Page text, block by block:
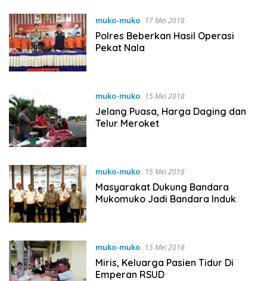
muko-muko 17 Mei 2018
Polres Beberkan Hasil Operasi
Pekat Nala
muko-muko 15 Mei 2018
Jelang Puasa, Harga Daging dan
Telur Meroket
muko-muko 15 Mei 2018
Masyarakat Dukung Bandara
Mukomuko Jadi Bandara Induk
muko-muko 15 Mei 2018
Miris, Keluarga Pasien Tidur Di
Emperan RSUD